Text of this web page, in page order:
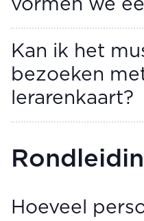
vormen we
Kan ik het
bezoeken
lerarenkaart?
Hoeveel